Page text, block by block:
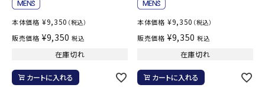
本体価格 ¥9,350 （税込）
販売価格 ¥9,350 税込
在庫切れ
カートに入れる
本体価格 ¥9,350 （税込）
販売価格 ¥9,350 税込
在庫切れ
カートに入れる